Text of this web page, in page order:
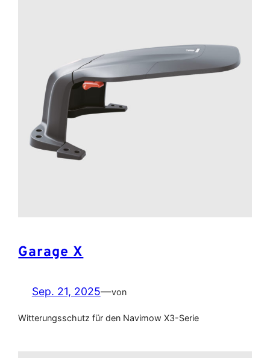
Garage X
Sep. 21, 2025—von
Witterungsschutz für den Navimow X3-Serie